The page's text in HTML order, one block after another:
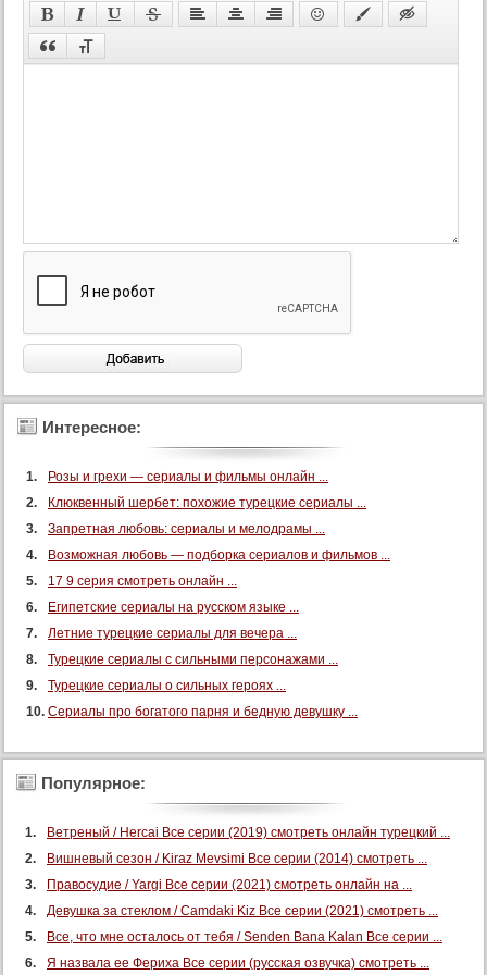
Интересное:
Розы и грехи — сериалы и фильмы онлайн ...
Клюквенный шербет: похожие турецкие сериалы ...
Запретная любовь: сериалы и мелодрамы ...
Возможная любовь — подборка сериалов и фильмов ...
17 9 серия смотреть онлайн ...
Египетские сериалы на русском языке ...
Летние турецкие сериалы для вечера ...
Турецкие сериалы с сильными персонажами ...
Турецкие сериалы о сильных героях ...
Сериалы про богатого парня и бедную девушку ...
Популярное:
Ветреный / Hercai Все серии (2019) смотреть онлайн турецкий ...
Вишневый сезон / Kiraz Mevsimi Все серии (2014) смотреть ...
Правосудие / Yargi Все серии (2021) смотреть онлайн на ...
Девушка за стеклом / Camdaki Kiz Все серии (2021) смотреть ...
Все, что мне осталось от тебя / Senden Bana Kalan Все серии ...
Я назвала ее Фериха Все серии (русская озвучка) смотреть ...